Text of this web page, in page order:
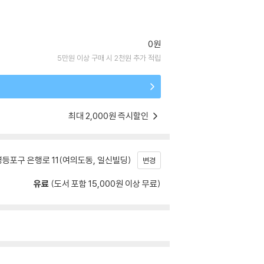
0원
5만원 이상 구매 시 2천원 추가 적립
최대 2,000원 즉시할인
포구 은행로 11(여의도동, 일신빌딩) 변경
유료 (도서 포함 15,000원 이상 무료)